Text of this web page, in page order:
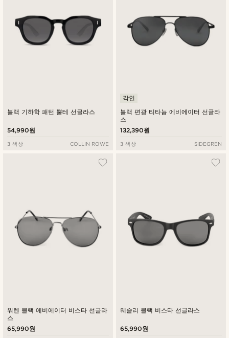
블랙 기하학 패턴 뿔테 선글라스
54,990원
3 색상 COLLIN ROWE
블랙 편광 티타늄 에비에이터 선글라
스
각인
132,390원
3 색상 SIDEGREN
워렌 블랙 에비에이터 비스타 선글라
스
65,990원
웨슬리 블랙 비스타 선글라스
65,990원